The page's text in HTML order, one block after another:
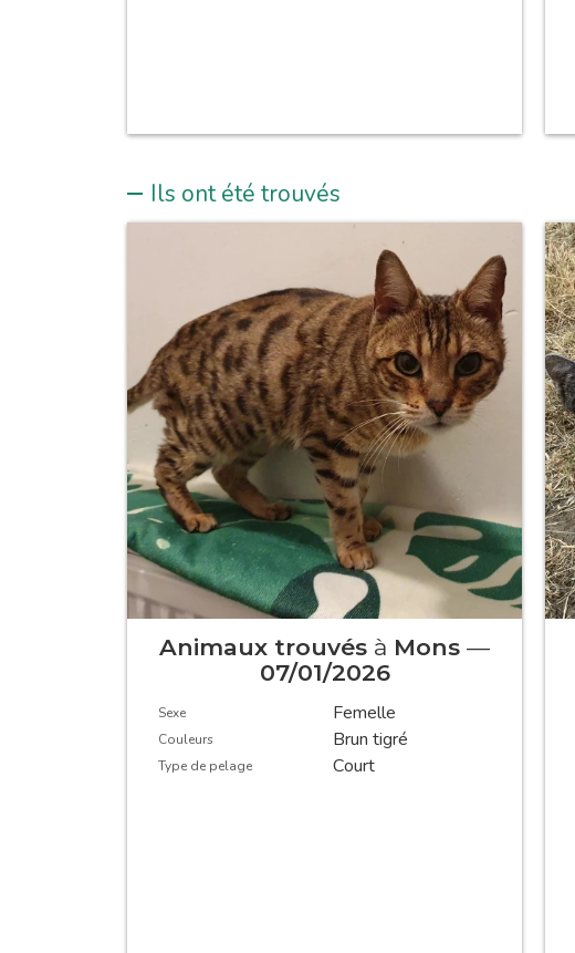
Ils ont été trouvés
Animaux trouvés à Mons —
07/01/2026
Sexe Femelle
Couleurs Brun tigré
Type de pelage Court